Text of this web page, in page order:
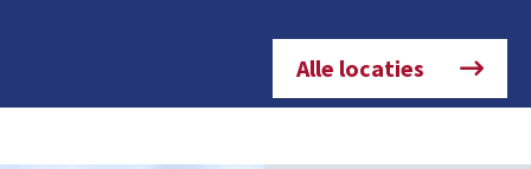
Alle locaties